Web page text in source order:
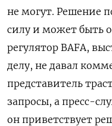
не могут. Решение
силу и может быть
регулятор BAFA,
делу, не давал
представитель
запросы, а пресс-
он приветствует